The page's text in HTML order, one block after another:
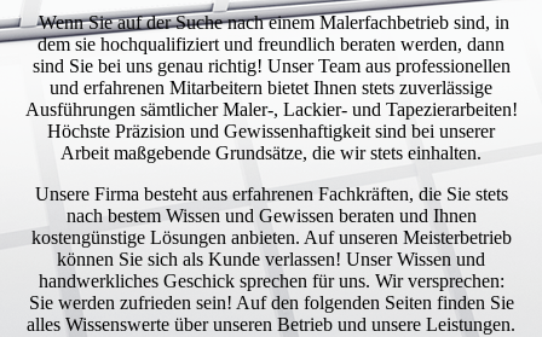
Wenn Sie auf der Suche nach einem Malerfachbetrieb sind, in
dem sie hochqualifiziert und freundlich beraten werden, dann
sind Sie bei uns genau richtig! Unser Team aus professionellen
und erfahrenen Mitarbeitern bietet Ihnen stets zuverlässige
Ausführungen sämtlicher Maler-, Lackier- und Tapezierarbeiten!
Höchste Präzision und Gewissenhaftigkeit sind bei unserer
Arbeit maßgebende Grundsätze, die wir stets einhalten.
Unsere Firma besteht aus erfahrenen Fachkräften, die Sie stets
nach bestem Wissen und Gewissen beraten und Ihnen
kostengünstige Lösungen anbieten. Auf unseren Meisterbetrieb
können Sie sich als Kunde verlassen! Unser Wissen und
handwerkliches Geschick sprechen für uns. Wir versprechen:
Sie werden zufrieden sein! Auf den folgenden Seiten finden Sie
alles Wissenswerte über unseren Betrieb und unsere Leistungen.